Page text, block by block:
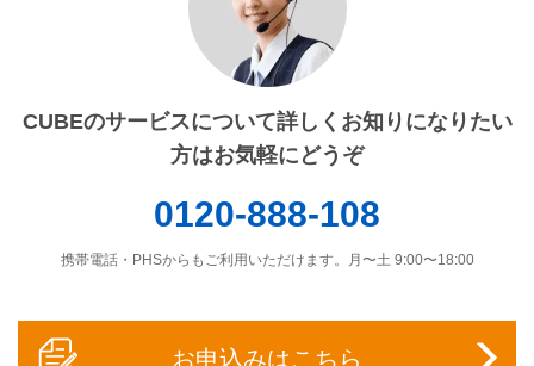
CUBEのサービスについて詳しくお知りになりたい
方はお気軽にどうぞ
0120-888-108
携帯電話・PHSからもご利用いただけます。月〜土 9:00〜18:00
お申込みはこちら